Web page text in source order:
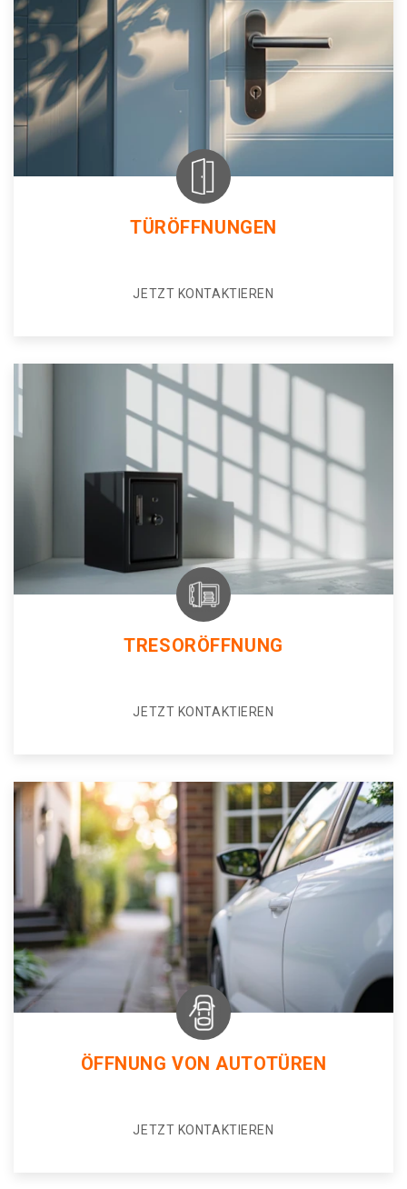
TÜRÖFFNUNGEN
JETZT KONTAKTIEREN
TRESORÖFFNUNG
JETZT KONTAKTIEREN
ÖFFNUNG VON AUTOTÜREN
JETZT KONTAKTIEREN